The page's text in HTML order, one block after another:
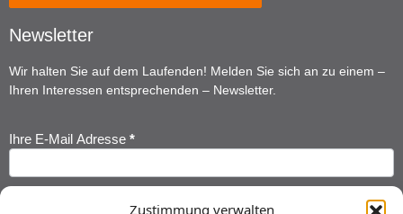
Zustimmung verwalten
Newsletter
Wir halten Sie auf dem Laufenden! Melden Sie sich an zu einem –
Ihren Interessen entsprechenden – Newsletter.
Newsletter
Anmeldung
Ihre E-Mail Adresse *